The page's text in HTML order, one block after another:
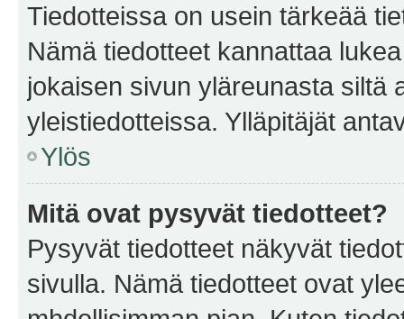
Tiedotteissa on usein tärkeää
Nämä tiedotteet kannattaa
jokaisen sivun yläreunasta siltä
yleistiedotteissa. Ylläpitäjät
Ylös
Mitä ovat pysyvät tiedotteet?
Pysyvät tiedotteet näkyvät
sivulla. Nämä tiedotteet ovat